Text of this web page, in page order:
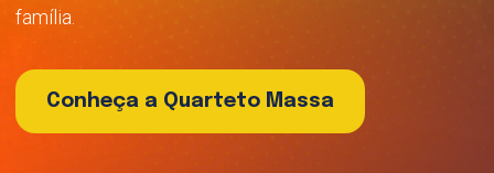
família.
Conheça a Quarteto Massa